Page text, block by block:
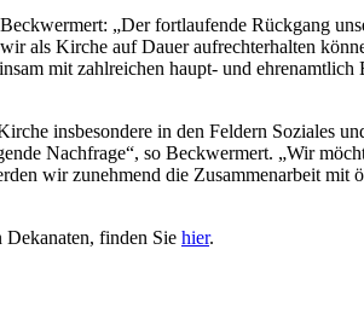
„Der fortlaufende Rückgang
als Kirche auf Dauer aufrechterhalten
mit zahlreichen haupt- und
insbesondere in den Feldern Soziales
Nachfrage“, so Beckwermert. „Wir
wir zunehmend die Zusammenarbeit mit
Dekanaten, finden Sie hier.